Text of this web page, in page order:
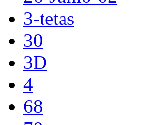
3-tetas
30
3D
4
68